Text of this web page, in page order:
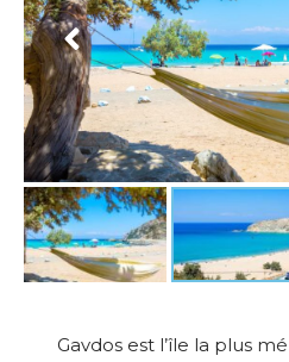
Gavdos est l’île la plus